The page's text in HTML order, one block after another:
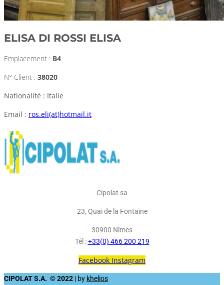
ELISA DI ROSSI ELISA
Emplacement : B4
N° Client : 38020
Nationalité : Italie
Email : ros.eli(at)hotmail.it
Cipolat sa
23, Quai de la Fontaine
30900 Nîmes
Tél :+33(0) 466 200 219
Facebook Instagram
CIPOLAT S.A. © 2022 | by khelios